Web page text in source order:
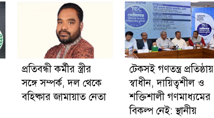
প্রতিবন্ধী কর্মীর স্ত্রীর
সঙ্গে সম্পর্ক, দল থেকে
বহিষ্কার জামায়াত নেতা
টেকসই গণতন্ত্র প্রতিষ্ঠায়
স্বাধীন, দায়িত্বশীল ও
শক্তিশালী গণমাধ্যমের
বিকল্প নেই: স্থানীয়